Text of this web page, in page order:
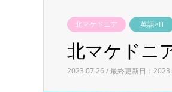
北マケドニア 英語×IT
北マケドニ
2023.07.26 / 最終更新日：